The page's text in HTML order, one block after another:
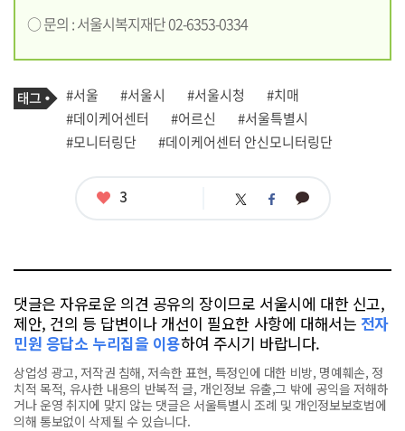
○ 문의 : 서울시복지재단 02-6353-0334
기
사
관
련
태
태
그
#서울 #서울시 #서울시청
#치매
#데이케어센터
#어르신
#서울특별시
#모니터링단
#데이케어센터 안신모니터링단
좋
3 트 페 카
댓글은 자유로운 의견 공유의 장이므로 서울시에 대한 신고,
제안, 건의 등 답변이나 개선이 필요한 사항에 대해서는 전자
민원 응답소 누리집을 이용하여 주시기 바랍니다.
상업성 광고, 저작권 침해, 저속한 표현, 특정인에 대한 비방, 명예훼손, 정
치적 목적, 유사한 내용의 반복적 글, 개인정보 유출,그 밖에 공익을 저해하
거나 운영 취지에 맞지 않는 댓글은 서울특별시 조례 및 개인정보보호법에
의해 통보없이 삭제될 수 있습니다.